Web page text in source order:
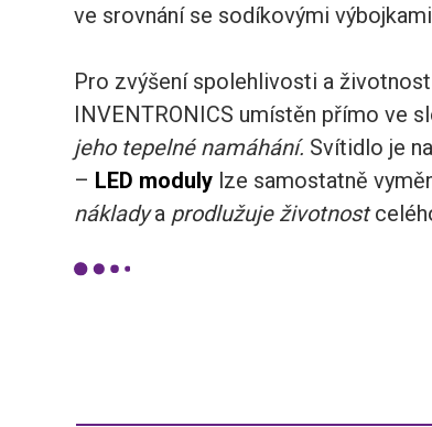
ve srovnání se sodíkovými
Pro zvýšení spolehlivosti a
INVENTRONICS umístěn přímo ve
jeho tepelné namáhání. Svítidlo je
– LED moduly lze samostatně
nákladya prodlužuje životnost